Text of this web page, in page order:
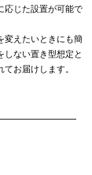
応じた設置が可能で
変えたいときにも簡
しない置き型想定と
お届けします。